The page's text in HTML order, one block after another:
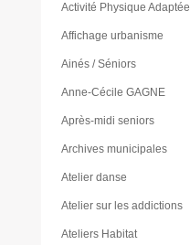
Activité Physique Adaptée
Affichage urbanisme
Ainés / Séniors
Anne-Cécile GAGNE
Après-midi seniors
Archives municipales
Atelier danse
Atelier sur les addictions
Ateliers Habitat